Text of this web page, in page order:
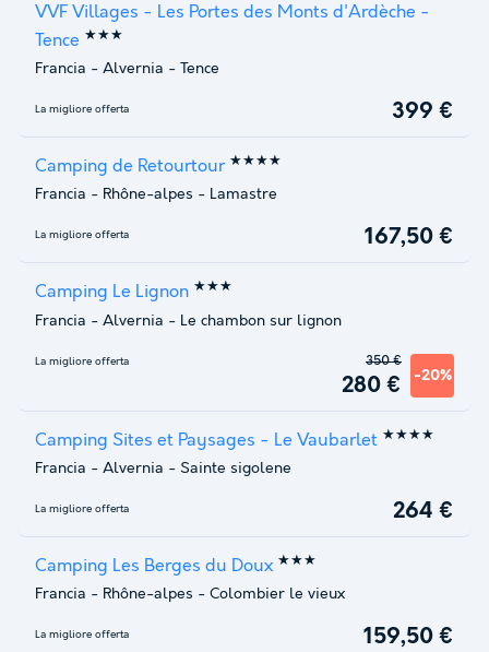
VVF Villages - Les Portes des Monts d'Ardèche -
Tence ★★★
Francia - Alvernia - Tence
La migliore offerta 399 €
Camping de Retourtour ★★★★
Francia - Rhône-alpes - Lamastre
La migliore offerta 167,50 €
Camping Le Lignon ★★★
Francia - Alvernia - Le chambon sur lignon
La migliore offerta
280 € -20%
350 €
Camping Sites et Paysages - Le Vaubarlet ★★★★
Francia - Alvernia - Sainte sigolene
La migliore offerta 264 €
Camping Les Berges du Doux ★★★
Francia - Rhône-alpes - Colombier le vieux
La migliore offerta 159,50 €